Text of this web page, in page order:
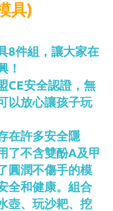
具)
8件組，讓大家在
！
CE安全認證，無
以放心讓孩子玩
在許多安全隱
了不含雙酚A及甲
圓潤不傷手的模
全和健康。組合
壺、玩沙耙、挖